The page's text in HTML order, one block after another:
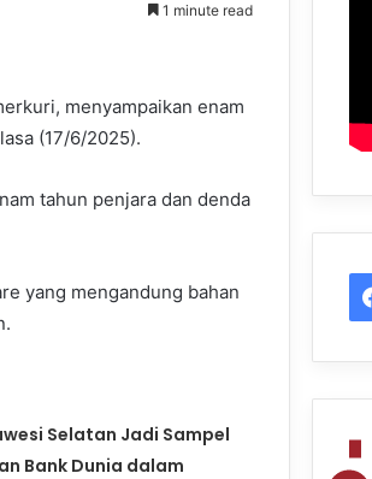
1 minute read
menyampaikan enam
(17/6/2025).
tahun penjara dan denda
yang mengandung bahan
Selatan Jadi Sampel
Bank Dunia dalam